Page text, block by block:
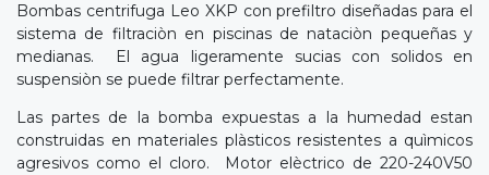
Bombas centrifuga Leo XKP con prefiltro diseñadas para el
sistema de filtraciòn en piscinas de nataciòn pequeñas y
medianas. El agua ligeramente sucias con solidos en
suspensiòn se puede filtrar perfectamente.
Las partes de la bomba expuestas a la humedad estan
construidas en materiales plàsticos resistentes a quìmicos
agresivos como el cloro. Motor elèctrico de 220-240V50